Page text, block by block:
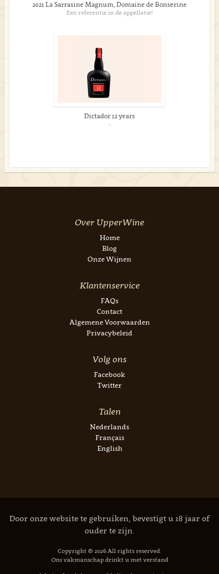
2021 La Sarrasine Magnum, Domaine de Bonserine
Een referentie in de appellatie!
Dictador 12 years
-
Over UpperWine
Home
Blog
Onze Wijnen
Klantenservice
FAQs
Contact
Algemene Voorwaarden
Privacybeleid
Volg ons
Facebook
Twitter
Talen
Nederlands
Français
English
Door onze website te gebruiken, bevestigt u 18 jaar of
ouder te zijn.
Copyright © 2026 All rights reserved.
Ons vakmanschap drinkt u met verstand